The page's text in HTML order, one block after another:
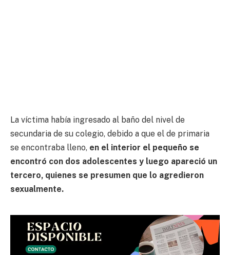
La víctima había ingresado al baño del nivel de
secundaria de su colegio, debido a que el de primaria
se encontraba lleno, en el interior el pequeño se
encontró con dos adolescentes y luego apareció un
tercero, quienes se presumen que lo agredieron
sexualmente.